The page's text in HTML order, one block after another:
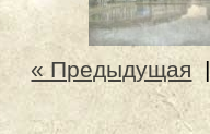
« Предыдущая